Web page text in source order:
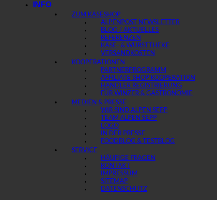
INFO
ZUM KÄSESHOP
ALPENPOST NEWSLETTER
BLOG / AKTUELLES
REFERENZEN
KÄSE- & WURSTTHEKE
VERSANDKOSTEN
KOOPERATIONEN
PARTNERPROGRAMM
AFFILIATE SHOP KOOPERATION
HÄNDLER REGISTRIERUNG
FÜR WINZER & GASTRONOMIE
MEDIEN & PRESSE
WIR SIND ALPEN SEPP
TEAM ALPEN SEPP
LOGO
IN DER PRESSE
FOODBLOG & TESTBLOG
SERVICE
HÄUFIGE FRAGEN
KONTAKT
IMPRESSUM
SITEMAP
DATENSCHUTZ